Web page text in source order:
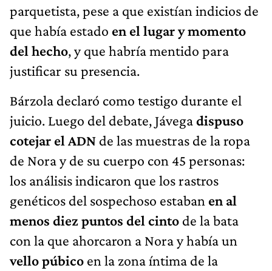
parquetista, pese a que existían indicios de
que había estado en el lugar y momento
del hecho, y que habría mentido para
justificar su presencia.
Bárzola declaró como testigo durante el
juicio. Luego del debate, Jávegadispuso
cotejar el ADN de las muestras de la ropa
de Nora y de su cuerpo con 45 personas:
los análisis indicaron que los rastros
genéticos del sospechoso estaban en al
menos diez puntos del cinto de la bata
con la que ahorcaron a Noray había un
vello púbico en la zona íntima de la